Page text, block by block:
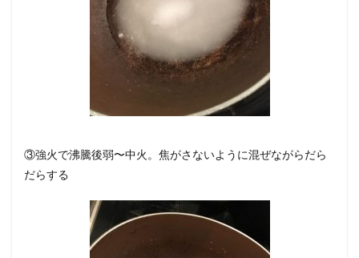
③強火で沸騰後弱〜中火。焦がさないように混ぜながらだら
だらする